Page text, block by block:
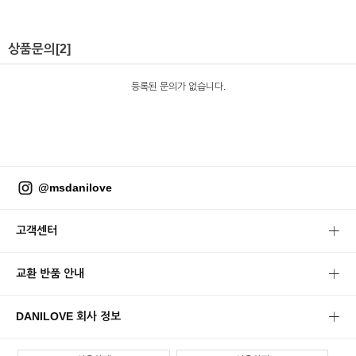
상품문의 [2]
등록된 문의가 없습니다.
@msdanilove
고객센터
교환 반품 안내
DANILOVE 회사 정보